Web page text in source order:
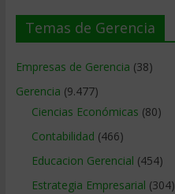
Temas de Gerencia
Empresas de Gerencia (38)
Gerencia (9.477)
Ciencias Económicas (80)
Contabilidad (466)
Educacion Gerencial (454)
Estrategia Empresarial (304)